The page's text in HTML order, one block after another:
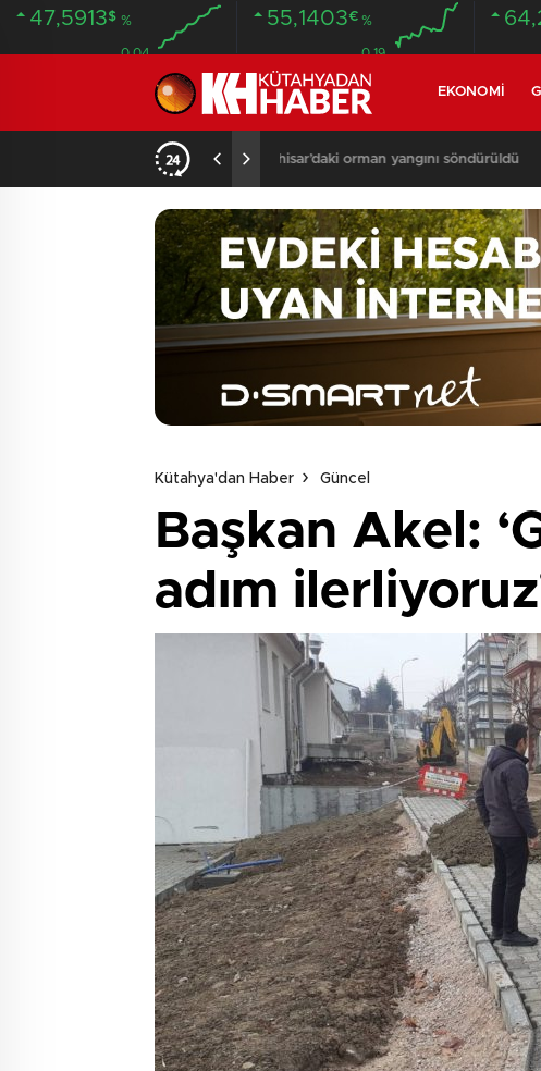
47,5913$ %
0.04
55,1403€ %
0.19
EKONOMI
13:06 / Çavdarhisar’da orman
Kütahya'dan Haber Güncel
Başkan Akel:
adım